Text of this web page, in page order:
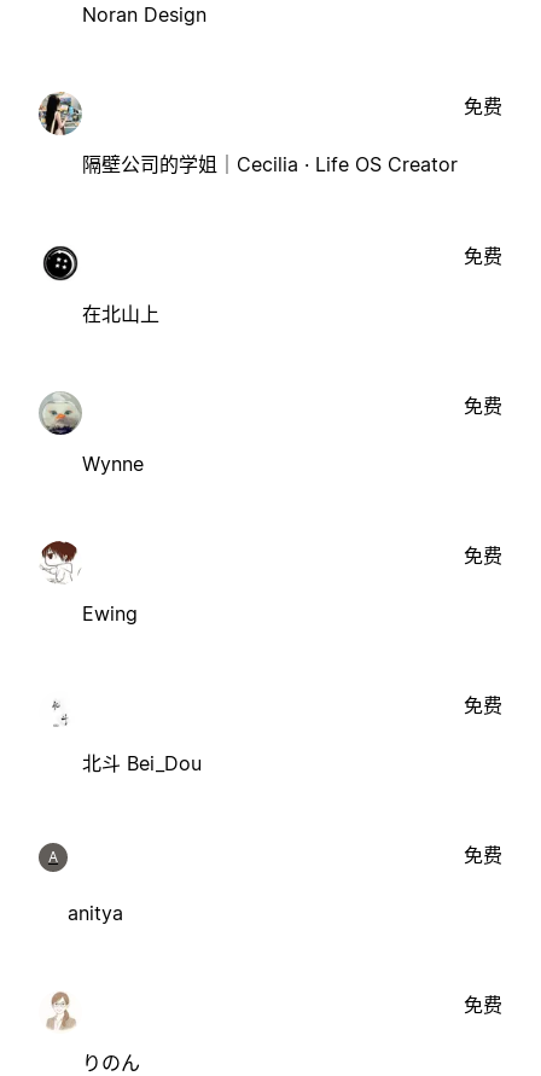
Noran Design
隔壁公司的学姐｜Cecilia · Life OS Creator
免费
在北山上
免费
Wynne
免费
Ewing
免费
北斗 Bei_Dou
免费
A
anitya
免费
りのん
免费